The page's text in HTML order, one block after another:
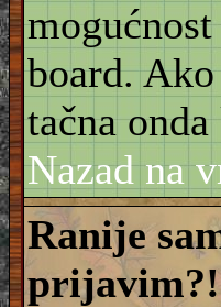
board.
tačna
Nazad na
Ranije
prijavim?!